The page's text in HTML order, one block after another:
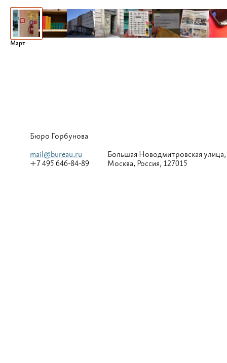
Март
Бюро Горбунова
mail@bureau.ru
+7 495 646-84-89
Большая Новодмитровская улица,
Москва, Россия, 127015